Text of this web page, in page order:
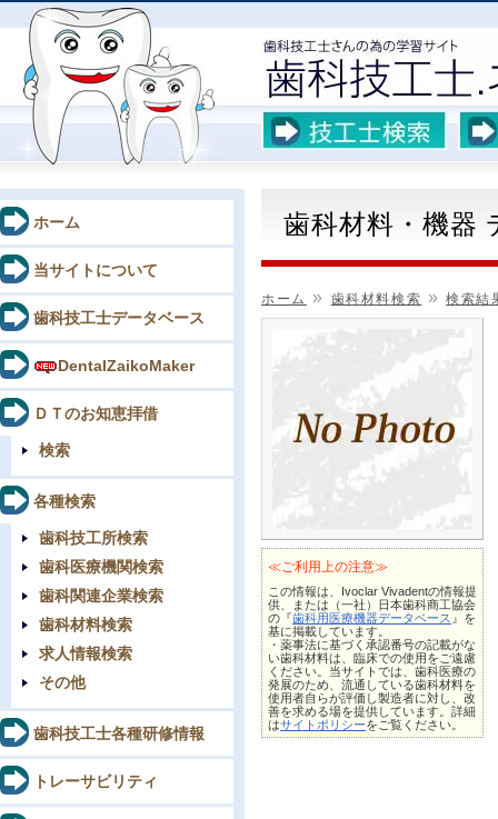
歯科材料・機器
ホーム » 歯科材料検索 »検索結
≪ご利用上の注意≫
この情報は、Ivoclar Vivadentの情報提
供、または（一社）日本歯科商工協会
の『歯科用医療機器データベース 』を
基に掲載しています。
・薬事法に基づく承認番号の記載がな
い歯科材料は、臨床での使用をご遠慮
ください。当サイトでは、歯科医療の
発展のため、流通している歯科材料を
使用者自らが評価し製造者に対し、改
善を求める場を提供しています。詳細
はサイトポリシーをご覧ください。
ホーム
当サイトについて
歯科技工士データベース
DentalZaikoMaker
ＤＴのお知恵拝借
検索
各種検索
歯科技工所検索
歯科医療機関検索
歯科関連企業検索
歯科材料検索
求人情報検索
その他
歯科技工士各種研修情報
トレーサビリティ